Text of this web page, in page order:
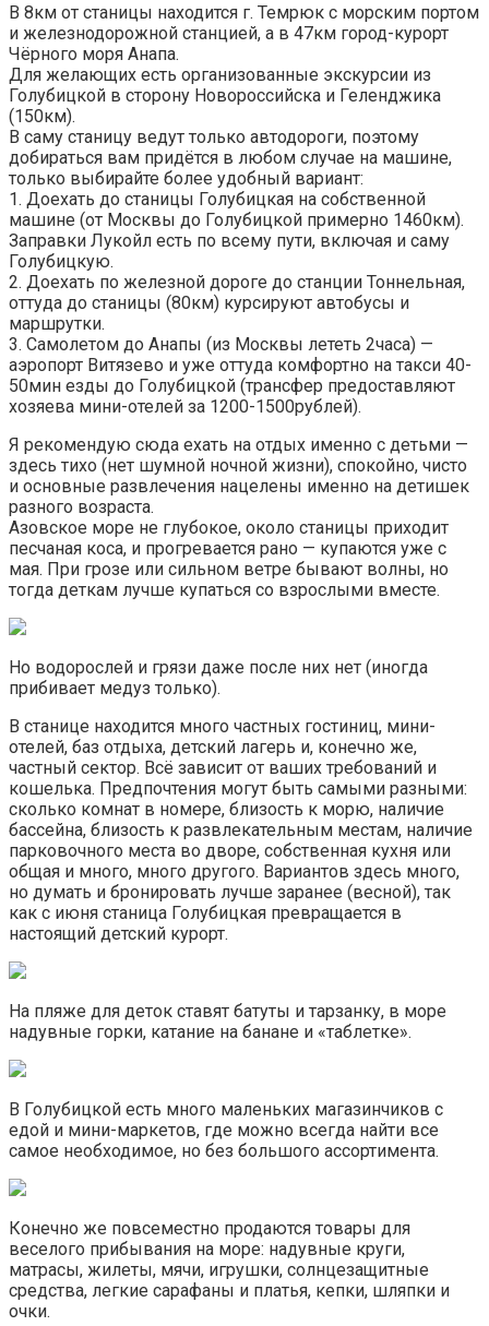
В 8км от станицы находится г. Темрюк с морским портом
и железнодорожной станцией, а в 47км город-курорт
Чёрного моря Анапа.
Для желающих есть организованные экскурсии из
Голубицкой в сторону Новороссийска и Геленджика
(150км).
В саму станицу ведут только автодороги, поэтому
добираться вам придётся в любом случае на машине,
только выбирайте более удобный вариант:
1. Доехать до станицы Голубицкая на собственной
машине (от Москвы до Голубицкой примерно 1460км).
Заправки Лукойл есть по всему пути, включая и саму
Голубицкую.
2. Доехать по железной дороге до станции Тоннельная,
оттуда до станицы (80км) курсируют автобусы и
маршрутки.
3. Самолетом до Анапы (из Москвы лететь 2часа) —
аэропорт Витязево и уже оттуда комфортно на такси 40-
50мин езды до Голубицкой (трансфер предоставляют
хозяева мини-отелей за 1200-1500рублей).
Я рекомендую сюда ехать на отдых именно с детьми —
здесь тихо (нет шумной ночной жизни), спокойно, чисто
и основные развлечения нацелены именно на детишек
разного возраста.
Азовское море не глубокое, около станицы приходит
песчаная коса, и прогревается рано — купаются уже с
мая. При грозе или сильном ветре бывают волны, но
тогда деткам лучше купаться со взрослыми вместе.
Но водорослей и грязи даже после них нет (иногда
прибивает медуз только).
В станице находится много частных гостиниц, мини-
отелей, баз отдыха, детский лагерь и, конечно же,
частный сектор. Всё зависит от ваших требований и
кошелька. Предпочтения могут быть самыми разными:
сколько комнат в номере, близость к морю, наличие
бассейна, близость к развлекательным местам, наличие
парковочного места во дворе, собственная кухня или
общая и много, много другого. Вариантов здесь много,
но думать и бронировать лучше заранее (весной), так
как с июня станица Голубицкая превращается в
настоящий детский курорт.
На пляже для деток ставят батуты и тарзанку, в море
надувные горки, катание на банане и «таблетке».
В Голубицкой есть много маленьких магазинчиков с
едой и мини-маркетов, где можно всегда найти все
самое необходимое, но без большого ассортимента.
Конечно же повсеместно продаются товары для
веселого прибывания на море: надувные круги,
матрасы, жилеты, мячи, игрушки, солнцезащитные
средства, легкие сарафаны и платья, кепки, шляпки и
очки.